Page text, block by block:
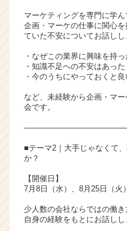
マーケティングを専門に学ん
企画・マーケの仕事に関心
ていた不安についてお話しし
・なぜこの業界に興味を持っ
・知識不足への不安はあった
・今のうちにやっておくと良
など、未経験から企画・マ
会です。
■テーマ2｜大手じゃなくて
か？
【開催日】
7月8日（水）、8月25日（火）
少人数の会社ならではの働
自身の経験をもとにお話しし